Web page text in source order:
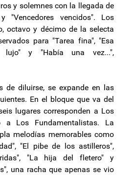
y solemnes con la llegada de
"Vencedores vencidos". Los
octavo y décimo de la selecta
para "Tarea fina", "Esa
y "Había una vez...",
de diluirse, se expande en las
En el bloque que va del
lugares corresponden a Los
a Los Fundamentalistas. La
melodías memorables como
"El pibe de los astilleros",
"La hija del fletero" y
una racha que apenas se vio